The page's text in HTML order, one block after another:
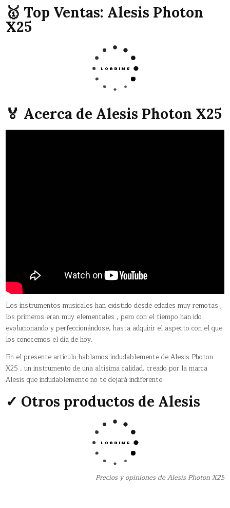
🥇 Top Ventas: Alesis Photon
X25
🏅 Acerca de Alesis Photon X25
Los instrumentos musicales han existido desde edades muy remotas ;
los primeros eran muy elementales , pero con el tiempo han ido
evolucionando y perfeccionándose, hasta adquirir el aspecto con el que
los conocemos el día de hoy.
En el presente artículo hablamos indudablemente de Alesis Photon
X25 , un instrumento de una altísima calidad, creado por la marca
Alesis que indudablemente no te dejará indiferente.
✓ Otros productos de Alesis
Precios y opiniones de Alesis Photon X25